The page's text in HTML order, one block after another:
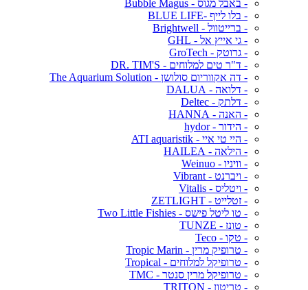
- באבל מגוס - Bubble Magus
- בלו לייף -BLUE LIFE
- ברייטוול - Brightwell
- גי אייץ אל - GHL
- גרוטק - GroTech
- ד"ר טים למלוחים - DR. TIM'S
- דה אקווריום סולושן - The Aquarium Solution
- דלואה - DALUA
- דלתק - Deltec
- האנה - HANNA
- הידור - hydor
- היי טי איי - ATI aquaristik
- הילאה - HAILEA
- וויניו - Weinuo
- ויברנט - Vibrant
- ויטליס - Vitalis
- זטלייט - ZETLIGHT
- טו ליטל פישס - Two Little Fishies
- טונז - TUNZE
- טקו - Teco
- טרופיק מרין - Tropic Marin
- טרופיקל למלוחים - Tropical
- טרופיקל מרין סנטר - TMC
- טריטון - TRITON